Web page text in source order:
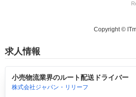
Copyright ©
求人情報
小売物流業界のルート配送ドライバー
株式会社ジャパン・リリーフ